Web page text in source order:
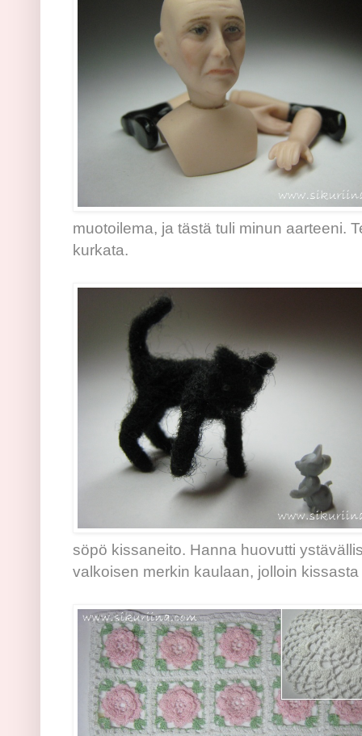
muotoilema, ja tästä tuli minun aarteeni.
kurkata.
söpö kissaneito. Hanna huovutti
valkoisen merkin kaulaan, jolloin